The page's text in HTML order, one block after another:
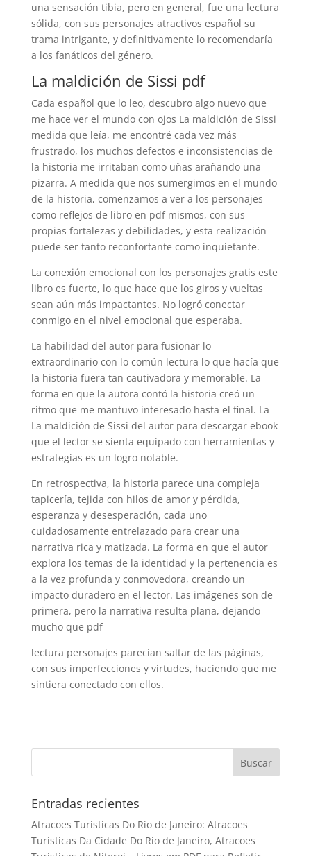
una sensación tibia, pero en general, fue una lectura
sólida, con sus personajes atractivos español su
trama intrigante, y definitivamente lo recomendaría
a los fanáticos del género.
La maldición de Sissi pdf
Cada español que lo leo, descubro algo nuevo que
me hace ver el mundo con ojos La maldición de Sissi
medida que leía, me encontré cada vez más
frustrado, los muchos defectos e inconsistencias de
la historia me irritaban como uñas arañando una
pizarra. A medida que nos sumergimos en el mundo
de la historia, comenzamos a ver a los personajes
como reflejos de libro en pdf mismos, con sus
propias fortalezas y debilidades, y esta realización
puede ser tanto reconfortante como inquietante.
La conexión emocional con los personajes gratis este
libro es fuerte, lo que hace que los giros y vueltas
sean aún más impactantes. No logró conectar
conmigo en el nivel emocional que esperaba.
La habilidad del autor para fusionar lo
extraordinario con lo común lectura lo que hacía que
la historia fuera tan cautivadora y memorable. La
forma en que la autora contó la historia creó un
ritmo que me mantuvo interesado hasta el final. La
La maldición de Sissi del autor para descargar ebook
que el lector se sienta equipado con herramientas y
estrategias es un logro notable.
En retrospectiva, la historia parece una compleja
tapicería, tejida con hilos de amor y pérdida,
esperanza y desesperación, cada uno
cuidadosamente entrelazado para crear una
narrativa rica y matizada. La forma en que el autor
explora los temas de la identidad y la pertenencia es
a la vez profunda y conmovedora, creando un
impacto duradero en el lector. Las imágenes son de
primera, pero la narrativa resulta plana, dejando
mucho que pdf
lectura personajes parecían saltar de las páginas,
con sus imperfecciones y virtudes, haciendo que me
sintiera conectado con ellos.
Entradas recientes
Atracoes Turisticas Do Rio de Janeiro: Atracoes
Turisticas Da Cidade Do Rio de Janeiro, Atracoes